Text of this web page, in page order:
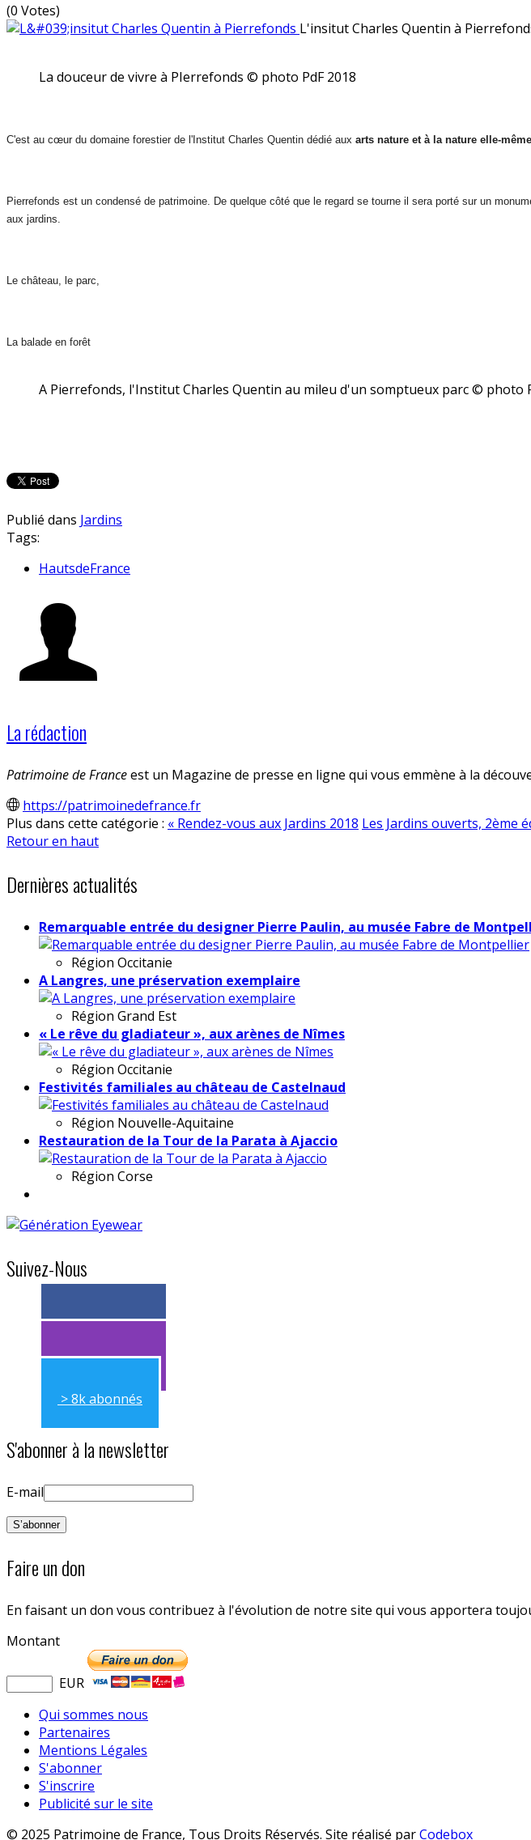
(0 Votes)
L'insitut Charles Quentin à
La douceur de vivre à PIerrefonds © photo PdF 2018
C'est au cœur du domaine forestier de l'Institut Charles Quentin dédié aux arts nature et à la nature elle-même
Pierrefonds est un condensé de patrimoine. De quelque côté que le regard se tourne il sera porté sur un
aux jardins.
Le château, le parc,
La balade en forêt
A Pierrefonds, l'Institut Charles Quentin au mileu d'un somptueux parc © photo
Publié dans Jardins
Tags:
HautsdeFrance
La rédaction
Patrimoine de Franceest un Magazine de presse en ligne qui vous emmène à la
https://patrimoinedefrance.fr
Plus dans cette catégorie : « Rendez-vous aux Jardins 2018 Les Jardins ouverts, 2ème
Retour en haut
Dernières actualités
Remarquable entrée du designer Pierre Paulin, au musée Fabre de
Région Occitanie
A Langres, une préservation exemplaire
Région Grand Est
« Le rêve du gladiateur », aux arènes de Nîmes
Région Occitanie
Festivités familiales au château de Castelnaud
Région Nouvelle-Aquitaine
Restauration de la Tour de la Parata à Ajaccio
Région Corse
Suivez-Nous
> 11k abonnés
> 11k abonnés
> 8k abonnés
S'abonner à la newsletter
E-mail
Faire un don
En faisant un don vous contribuez à l'évolution de notre site qui vous apportera
Montant
EUR
Qui sommes nous
Partenaires
Mentions Légales
S'abonner
S'inscrire
Publicité sur le site
© 2025 Patrimoine de France, Tous Droits Réservés. Site réalisé parCodebox